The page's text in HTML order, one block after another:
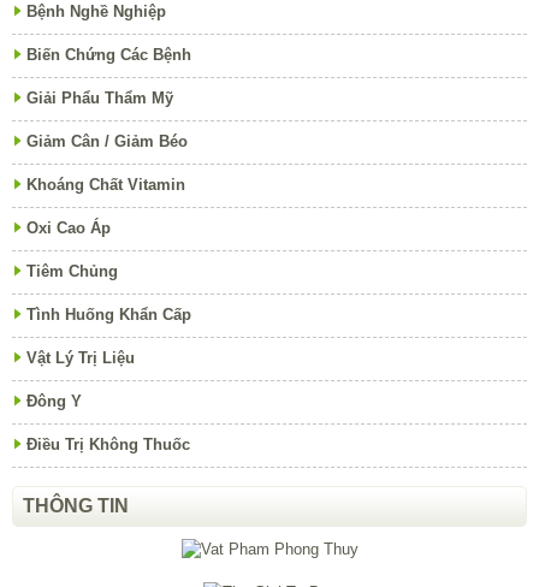
Bệnh Nghề Nghiệp
Biến Chứng Các Bệnh
Giải Phẩu Thẩm Mỹ
Giảm Cân / Giảm Béo
Khoáng Chất Vitamin
Oxi Cao Áp
Tiêm Chủng
Tình Huống Khẩn Cấp
Vật Lý Trị Liệu
Đông Y
Điều Trị Không Thuốc
THÔNG TIN